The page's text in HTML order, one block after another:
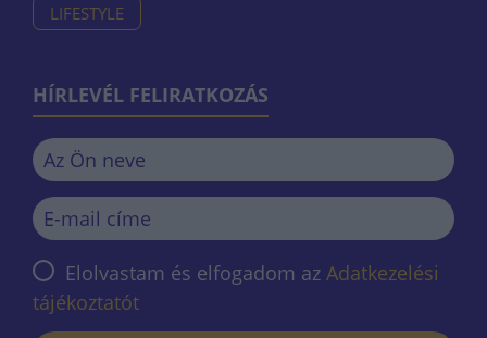
LIFESTYLE
HÍRLEVÉL FELIRATKOZÁS
Elolvastam és elfogadom az Adatkezelési
tájékoztatót